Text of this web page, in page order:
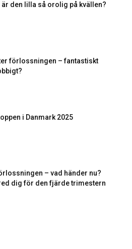
den lilla så orolig på kvällen?
förlossningen – fantastiskt
i Danmark 2025
– vad händer nu?
dig för den fjärde trimestern